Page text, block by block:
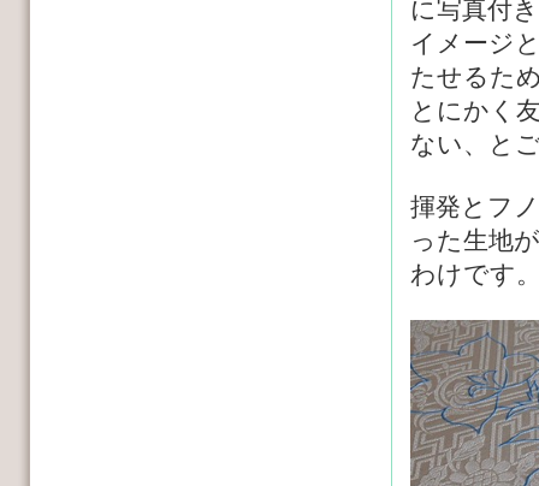
に写真付
イメージ
たせるた
とにかく
ない、と
揮発とフ
った生地が
わけです